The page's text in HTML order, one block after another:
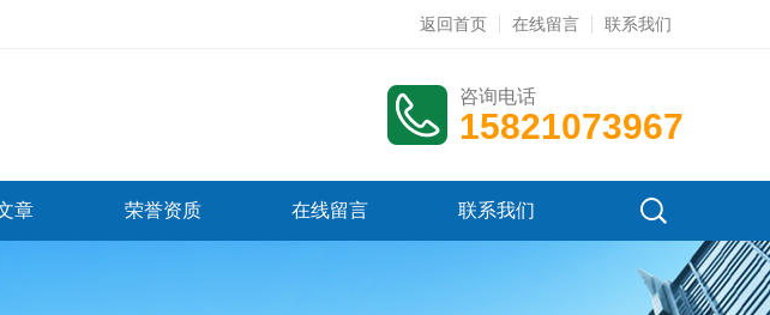
返回首页 在线留言 联系我们
咨询电话
15821073967
章 荣誉资质 在线留言 联系我们